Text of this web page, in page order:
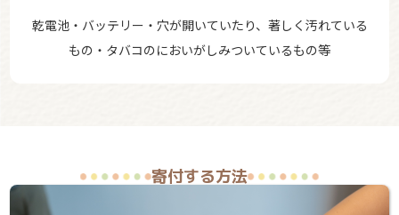
乾電池・バッテリー・穴が開いていたり、著しく汚れている
もの・タバコのにおいがしみついているもの等
寄付する方法